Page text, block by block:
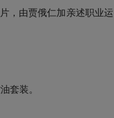
，由贾俄仁加亲述职业运
套装。